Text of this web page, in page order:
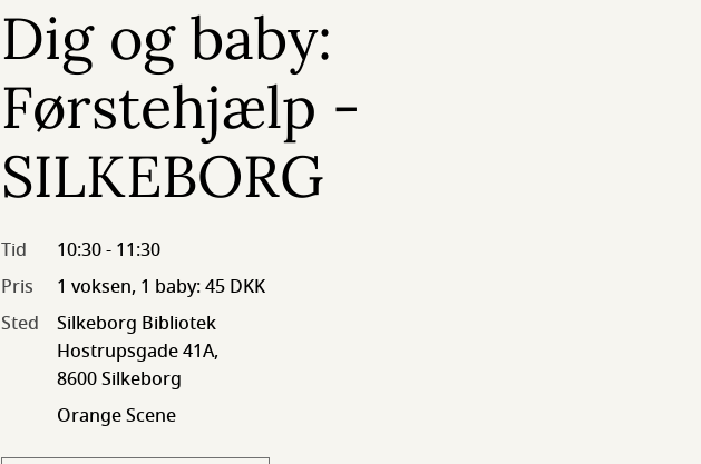
Dig og baby:
Førstehjælp -
SILKEBORG
Tid
10:30 - 11:30
Pris
1 voksen, 1 baby: 45 DKK
Sted
Silkeborg Bibliotek
Hostrupsgade 41A,
8600 Silkeborg
Orange Scene